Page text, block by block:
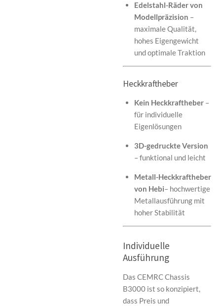
Edelstahl-Räder von
Modellpräzision –
maximale Qualität,
hohes Eigengewicht
und optimale Traktion
Heckkraftheber
Kein Heckkraftheber–
für individuelle
Eigenlösungen
3D-gedruckte Version
– funktional und leicht
Metall-Heckkraftheber
von Hebi– hochwertige
Metallausführung mit
hoher Stabilität
Individuelle
Ausführung
Das CEMRC Chassis
B3000 ist so konzipiert,
dass Preis und